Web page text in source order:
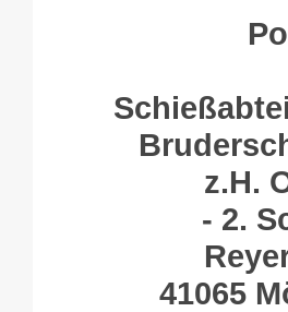
z.H.
- 2.
41065